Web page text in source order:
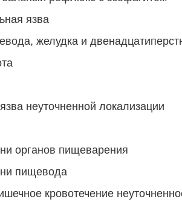
язва
желудка и
неуточненной локализации
органов пищеварения
пищевода
кровотечение